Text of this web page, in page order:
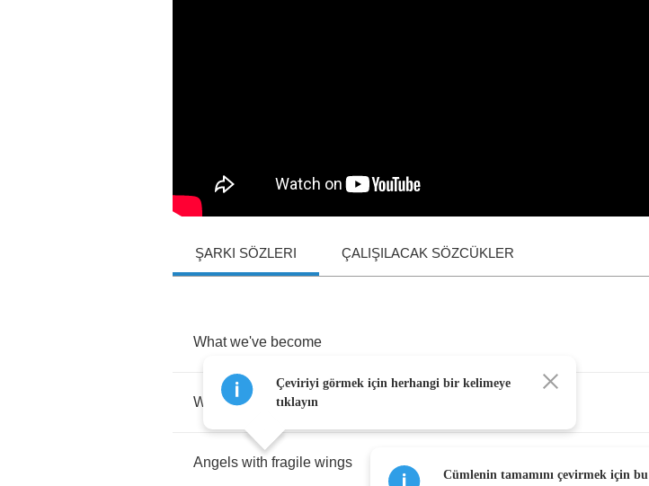
ŞARKI SÖZLERI ÇALIŞILACAK SÖZCÜKLER
What we've become
We don't longer know
Angels with fragile wings
Çeviriyi görmek için herhangi bir kelimeye
tıklayın
Cümlenin tamamını çevirmek için bu